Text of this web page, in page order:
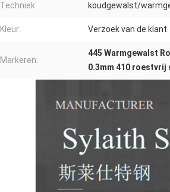
Techniek: koudgewalst/
Kleur: Verzoek van de klant
Markeren:
445 Warmgewalst
0.3mm 410 roestvrij